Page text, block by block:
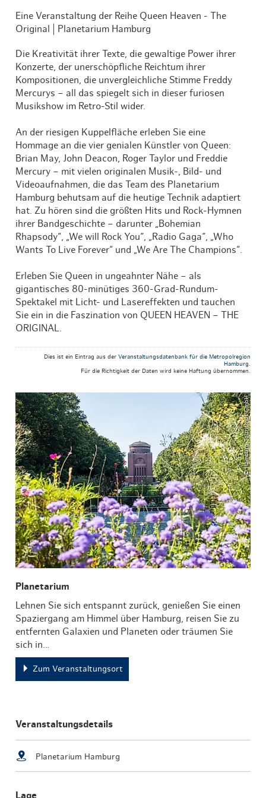
Eine Veranstaltung der Reihe Queen Heaven - The
Original | Planetarium Hamburg
Die Kreativität ihrer Texte, die gewaltige Power ihrer
Konzerte, der unerschöpfliche Reichtum ihrer
Kompositionen, die unvergleichliche Stimme Freddy
Mercurys – all das spiegelt sich in dieser furiosen
Musikshow im Retro-Stil wider.
An der riesigen Kuppelfläche erleben Sie eine
Hommage an die vier genialen Künstler von Queen:
Brian May, John Deacon, Roger Taylor und Freddie
Mercury – mit vielen originalen Musik-, Bild- und
Videoaufnahmen, die das Team des Planetarium
Hamburg behutsam auf die heutige Technik adaptiert
hat. Zu hören sind die größten Hits und Rock-Hymnen
ihrer Bandgeschichte – darunter „Bohemian
Rhapsody“, „We will Rock You“, „Radio Gaga“, „Who
Wants To Live Forever“ und „We Are The Champions“.
Erleben Sie Queen in ungeahnter Nähe – als
gigantisches 80-minütiges 360-Grad-Rundum-
Spektakel mit Licht- und Lasereffekten und tauchen
Sie ein in die Faszination von QUEEN HEAVEN – THE
ORIGINAL.
Dies ist ein Eintrag aus der Veranstaltungsdatenbank für die Metropolregion
Hamburg.
Für die Richtigkeit der Daten wird keine Haftung übernommen.
© Hamburg Tourismus GmbH
Planetarium
Lehnen Sie sich entspannt zurück, genießen Sie einen
Spaziergang am Himmel über Hamburg, reisen Sie zu
entfernten Galaxien und Planeten oder träumen Sie
sich in…
Zum Veranstaltungsort
Veranstaltungsdetails
Planetarium Hamburg
Lage